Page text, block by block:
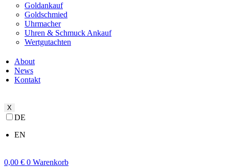
Goldankauf
Goldschmied
Uhrmacher
Uhren & Schmuck Ankauf
Wertgutachten
About
News
Kontakt
X
DE
EN
0,00 € 0 Warenkorb